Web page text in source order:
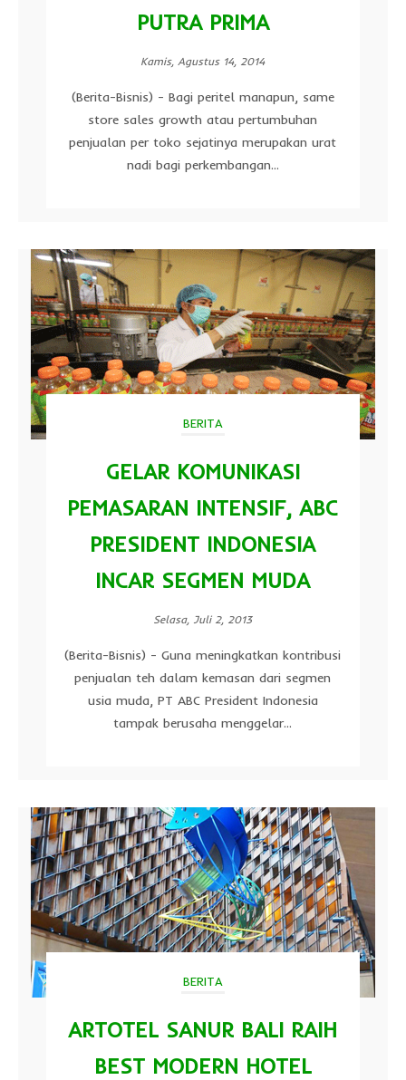
PUTRA PRIMA
Kamis, Agustus 14, 2014
(Berita-Bisnis) - Bagi peritel manapun, same
store sales growth atau pertumbuhan
penjualan per toko sejatinya merupakan urat
nadi bagi perkembangan...
BERITA
GELAR KOMUNIKASI
PEMASARAN INTENSIF, ABC
PRESIDENT INDONESIA
INCAR SEGMEN MUDA
Selasa, Juli 2, 2013
(Berita-Bisnis) - Guna meningkatkan kontribusi
penjualan teh dalam kemasan dari segmen
usia muda, PT ABC President Indonesia
tampak berusaha menggelar...
BERITA
ARTOTEL SANUR BALI RAIH
BEST MODERN HOTEL